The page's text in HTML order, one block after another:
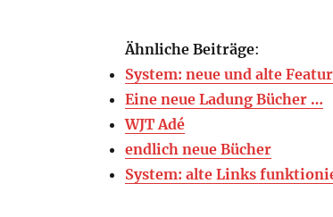
KONTRASTE
Ähnliche Beiträge:
System: neue und alte
Eine neue Ladung Bücher …
WJT Adé
endlich neue Bücher
System: alte Links